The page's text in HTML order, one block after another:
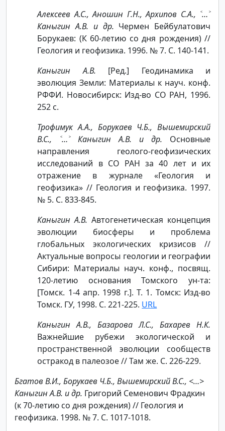
Алексеев А.С., Аношин Г.Н., Архипов С.А., ˂…˃
Каныгин А.В. и др. Чермен Бейбулатович
Борукаев: (К 60-летию со дня рождения) //
Геология и геофизика. 1996. № 7. С. 140-141.
Каныгин А.В. [Ред.] Геодинамика и
эволюция Земли: Материалы к науч. конф.
РФФИ. Новосибирск: Изд-во СО РАН, 1996.
252 с.
Трофимук А.А., Борукаев Ч.Б., Вышемирский
В.С., ˂…˃ Каныгин А.В. и др. Основные
направления геолого-геофизических
исследований в СО РАН за 40 лет и их
отражение в журнале «Геология и
геофизика» // Геология и геофизика. 1997.
№ 5. С. 833-845.
Каныгин А.В. Автогенетическая концепция
эволюции биосферы и проблема
глобальных экологических кризисов //
Актуальные вопросы геологии и географии
Сибири: Материалы науч. конф., посвящ.
120-летию основания Томского ун-та:
[Томск. 1-4 апр. 1998 г.]. Т. 1. Томск: Изд-во
Томск. ГУ, 1998. С. 221-225. URL
Каныгин А.В., Базарова Л.С., Бахарев Н.К.
Важнейшие рубежи экологической и
пространственной эволюции сообществ
остракод в палеозое // Там же. С. 226-229.
Бгатов В.И., Борукаев Ч.Б., Вышемирский В.С., <…>
Каныгин А.В. и др. Григорий Семенович Фрадкин
(к 70-летию со дня рождения) // Геология и
геофизика. 1998. № 7. С. 1017-1018.